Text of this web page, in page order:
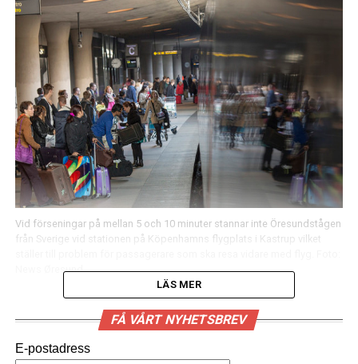
Vid förseningar på mellan 5 och 10 minuter stannar inte Öresundstågen
från Sverige vid stationen på Köpenhamns flygplats i Kastrup vilket
News Øresund
Tågpassagerare på väg från Sverige med
Öresundståg till Köpenhamns flygplats i Kastrup
LÄS MER
FÅ VÅRT NYHETSBREV
E-postadress